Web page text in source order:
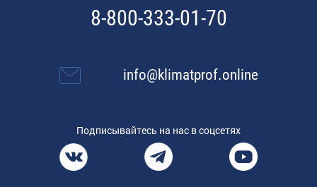
8-800-333-01-70
info@klimatprof.online
Подписывайтесь на нас в соцсетях